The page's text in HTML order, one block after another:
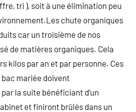
tri ), soit à une élimination peu
chute organiques
car un troisième de nos
de matières organiques. Cela
kilos par an et par personne. Ces
mariée doivent
la suite bénéficiant d’un
et finiront brûlés dans un